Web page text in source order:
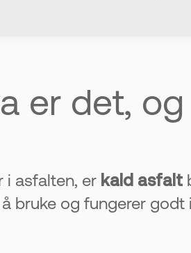
Du kan bruke den
i asfalt. Ikke egnet for
gjøres riktig
like lenge som
er det,
i asfalten, er kald asfalt
bruke og fungerer